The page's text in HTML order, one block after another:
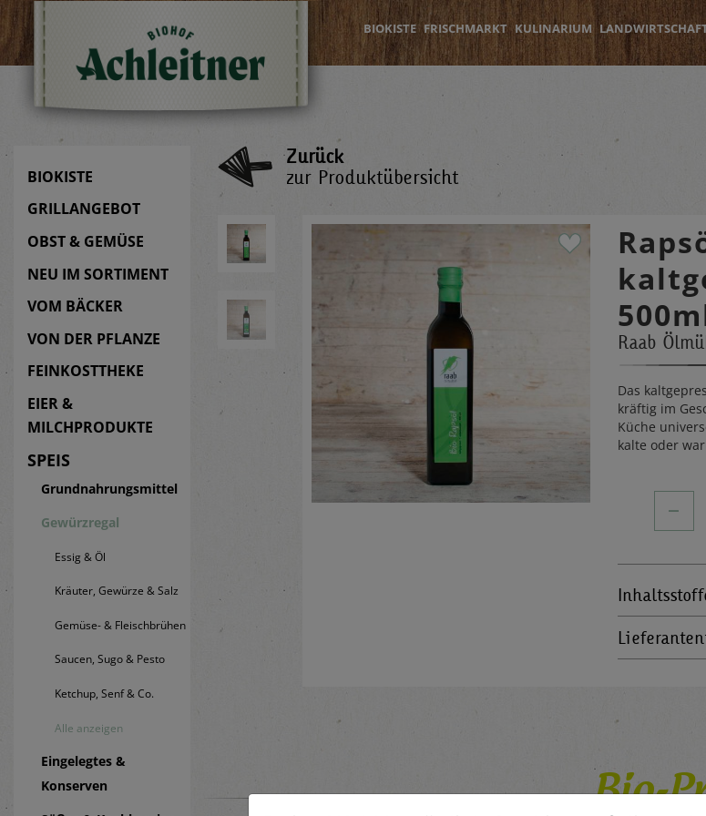
BIOKISTE FRISCHMARKT KULINARIUM
BIOKISTE
GRILLANGEBOT
OBST & GEMÜSE
NEU IM SORTIMENT
VOM BÄCKER
VON DER PFLANZE
FEINKOSTTHEKE
EIER &
MILCHPRODUKTE
SPEIS
Grundnahrungsmittel
Gewürzregal
Essig & Öl
Kräuter, Gewürze & Salz
Gemüse- & Fleischbrühen
Saucen, Sugo & Pesto
Ketchup, Senf & Co.
Alle anzeigen
Eingelegtes &
Konserven
Zurück
zur Produktübersicht
Raab
Das
kräftig im
Küche
kalte oder
–
Bio-